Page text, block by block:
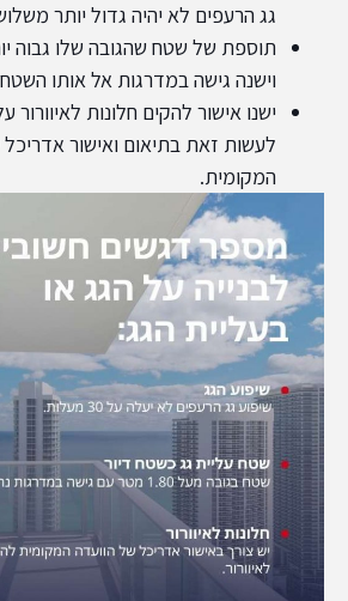
גג הרעפים לא יהיה גדול יותר
תוספת של שטח שהגובה שלו גבוה
וישנה גישה במדרגות אל אותו
ישנו אישור להקים חלונות לאיוורור
לעשות זאת בתיאום ואישור
המקומית.